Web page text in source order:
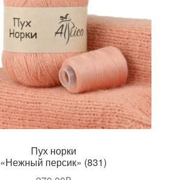
Пух норки
«Нежный персик» (831)